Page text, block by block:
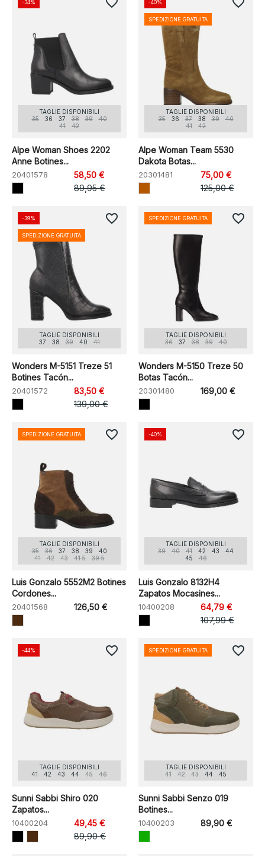
TAGLIE DISPONIBILI
35
36 37 38 39
40
41
42
Alpe Woman Shoes 2202
Anne Botines...
20401578
58,50 €
89,95 €
-34%
TAGLIE DISPONIBILI
35
36 37 38 39
40
41
42
Alpe Woman Team 5530
Dakota Botas...
20301481
75,00 €
125,00 €
-40%
SPEDIZIONE GRATUITA
TAGLIE DISPONIBILI
37
38 39 40 41
Wonders M-5151 Treze 51
Botines Tacón...
20401572
83,50 €
139,00 €
-39%
SPEDIZIONE GRATUITA
favorite_border
TAGLIE DISPONIBILI
36
37 38 39 40
Wonders M-5150 Treze 50
Botas Tacón...
20301480 169,00 €
SPEDIZIONE GRATUITA favorite_border
TAGLIE DISPONIBILI
35
36 37 38 39
40
41
42 43 41.5 39.5
Luis Gonzalo 5552M2 Botines
Cordones...
20401568 126,50 €
SPEDIZIONE GRATUITA favorite_border
TAGLIE DISPONIBILI
39
40 41 42 43
44
45
46
Luis Gonzalo 8132H4
Zapatos Mocasines...
10400208
64,79 €
107,99 €
-40% favorite_border
TAGLIE DISPONIBILI
41
42 43 44 45 46
Sunni Sabbi Shiro 020
Zapatos...
10400204
49,45 €
89,90 €
-44% favorite_border
TAGLIE DISPONIBILI
41
42 43 44 45
Sunni Sabbi Senzo 019
Botines...
10400203 89,90 €
SPEDIZIONE GRATUITA favorite_border